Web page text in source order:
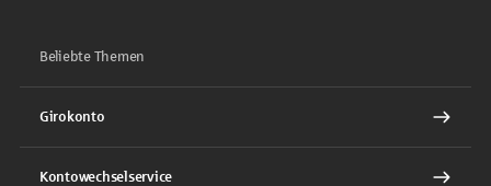
Beliebte Themen
Girokonto
Kontowechselservice